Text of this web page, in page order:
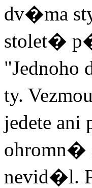
dv�ma
stolet�
ty.
jedete
ohromn�
nevid�l.